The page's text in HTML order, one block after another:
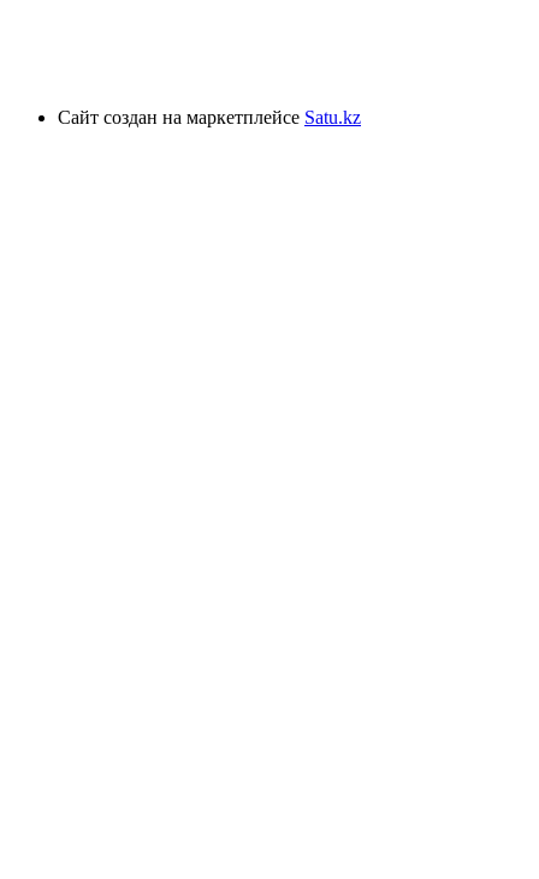
Сайт создан на маркетплейсе Satu.kz